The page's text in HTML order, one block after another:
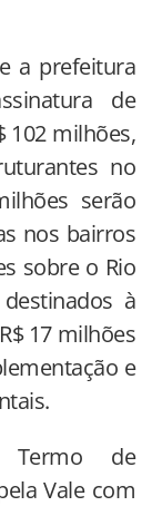
a prefeitura
de
102 milhões,
no
serão
nos bairros
sobre o Rio
à
17 milhões
e
de
Vale com